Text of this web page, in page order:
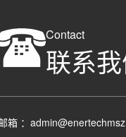
Contact
联系
箱 ：